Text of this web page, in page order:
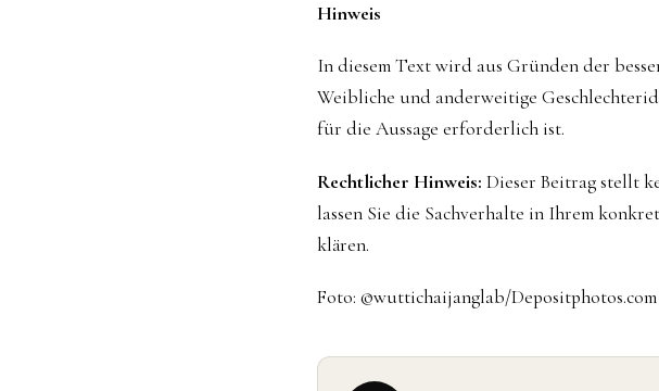
Hinweis
In diesem Text wird aus Gründen der
Weibliche und anderweitige
für die Aussage erforderlich ist.
Rechtlicher Hinweis: Dieser Beitrag stellt
lassen Sie die Sachverhalte in Ihrem
klären.
Foto: ©wuttichaijanglab/Depositphotos.com